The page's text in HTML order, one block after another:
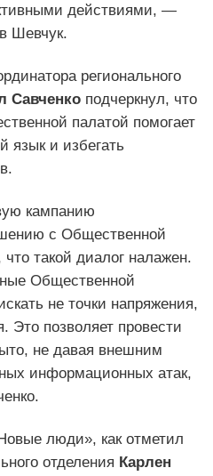
действиями, —
Шевчук.
регионального
Савченко подчеркнул, что
палатой помогает
язык и избегать
кампанию
с Общественной
такой диалог налажен.
Общественной
не точки напряжения,
Это позволяет провести
не давая внешним
информационных атак,
люди», как отметил
отделения Карлен